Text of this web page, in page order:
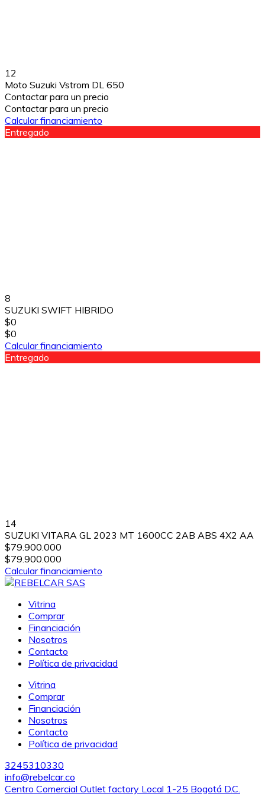
12
Moto Suzuki Vstrom DL 650
Contactar para un precio
Contactar para un precio
Calcular financiamiento
Entregado
8
SUZUKI SWIFT HIBRIDO
$0
$0
Calcular financiamiento
Entregado
14
SUZUKI VITARA GL 2023 MT 1600CC 2AB ABS 4X2 AA
$79.900.000
$79.900.000
Calcular financiamiento
Vitrina
Comprar
Financiación
Nosotros
Contacto
Política de privacidad
Vitrina
Comprar
Financiación
Nosotros
Contacto
Política de privacidad
3245310330
info@rebelcar.co
Centro Comercial Outlet factory Local 1-25 Bogotá D.C.